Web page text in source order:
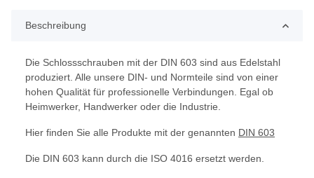
Beschreibung
Die Schlossschrauben mit der DIN 603 sind aus Edelstahl
produziert. Alle unsere DIN- und Normteile sind von einer
hohen Qualität für professionelle Verbindungen. Egal ob
Heimwerker, Handwerker oder die Industrie.
Hier finden Sie alle Produkte mit der genannten DIN 603
Die DIN 603 kann durch die ISO 4016 ersetzt werden.